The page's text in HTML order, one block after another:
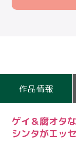
作品情報
ゲイ＆腐オタ
シンタがエッ